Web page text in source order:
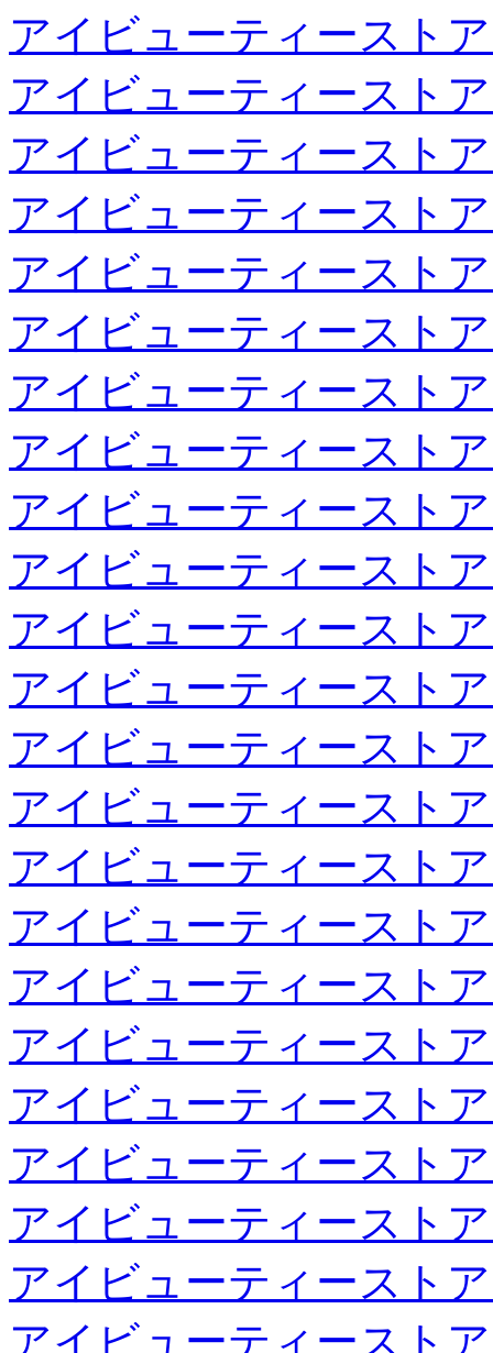
アイビューティースト
アイビューティースト
アイビューティースト
アイビューティースト
アイビューティースト
アイビューティースト
アイビューティースト
アイビューティースト
アイビューティースト
アイビューティースト
アイビューティースト
アイビューティースト
アイビューティースト
アイビューティースト
アイビューティースト
アイビューティースト
アイビューティースト
アイビューティースト
アイビューティースト
アイビューティースト
アイビューティースト
アイビューティースト
アイビューティースト